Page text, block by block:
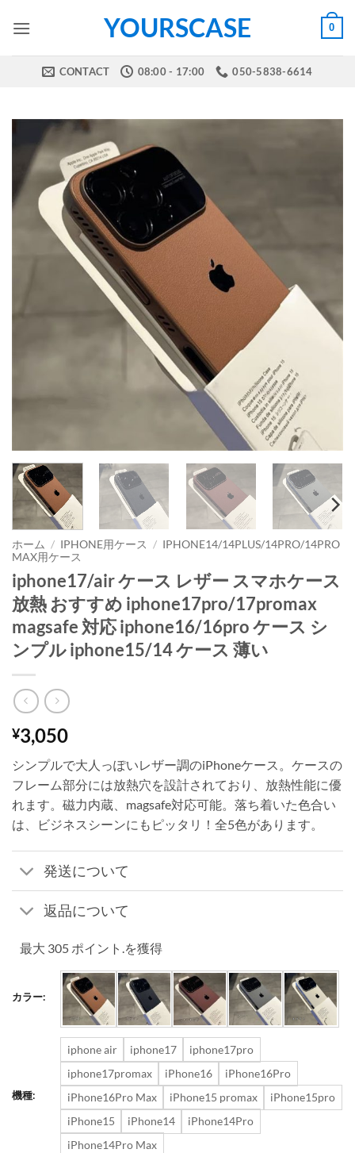
YOURSCASE 0
CONTACT 08:00 - 17:00 050-5838-6614
ホーム / IPHONE用ケース / IPHONE14/14PLUS/14PRO/14PRO
MAX用ケース
iphone17/air ケース レザー スマホケース
放熱 おすすめ iphone17pro/17promax
magsafe 対応 iphone16/16pro ケース シ
ンプル iphone15/14 ケース 薄い
¥3,050
シンプルで大人っぽいレザー調のiPhoneケース。ケースの
フレーム部分には放熱穴を設計されており、放熱性能に優
れます。磁力内蔵、magsafe対応可能。落ち着いた色合い
は、ビジネスシーンにもピッタリ！全5色があります。
発送について
返品について
最大 305 ポイント.を獲得
カラー:
機種:
iphone air iphone17
iphone17pro
iphone17promax
iPhone16
iPhone16Pro
iPhone16Pro Max
iPhone15 promax
iPhone15pro
iPhone15
iPhone14
iPhone14Pro
iPhone14Pro Max